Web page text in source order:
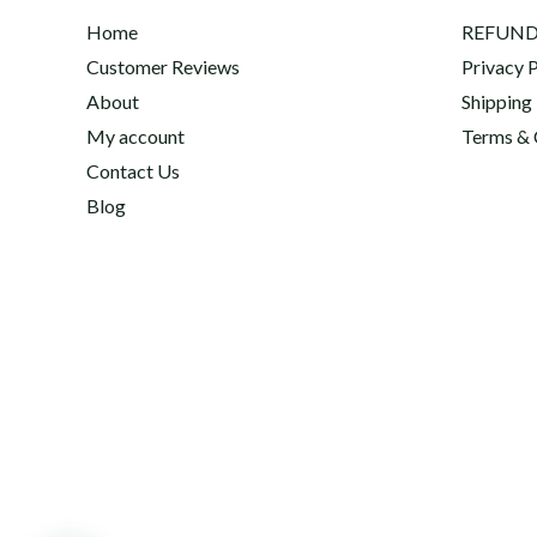
Home
Customer Reviews
About
My account
Contact Us
Blog
Privacy
Shipping
Terms &